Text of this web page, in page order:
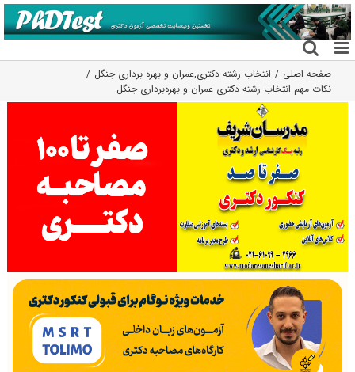
رفتن
به
محتوا
صفحه اصلی انتخاب رشته دکتری,عمران و بهره برداری جنگل
نکات مهم انتخاب رشته دکتری عمران و بهره‌برداری جنگل